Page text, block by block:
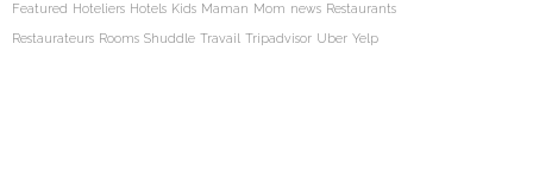
Featured Hoteliers Hotels Kids Maman Mom news Restaurants
Restaurateurs Rooms Shuddle Travail Tripadvisor Uber Yelp